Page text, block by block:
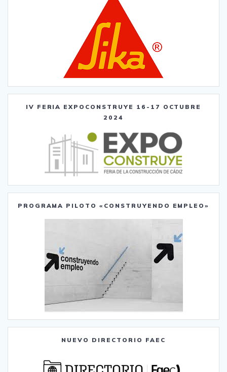
IV FERIA EXPOCONSTRUYE 16-17 OCTUBRE
2024
PROGRAMA PILOTO «CONSTRUYENDO EMPLEO»
NUEVO DIRECTORIO FAEC